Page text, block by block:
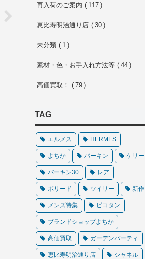
再入荷のご案内 117
恵比寿明治通り店 30
未分類 1
素材・色・お手入れ方法等 44
高価買取！ 79
TAG
エルメス HERMES
よちか バーキン ケリー
バーキン30 レア
ボリード ツイリー 新作
メンズ特集 ピコタン
ブランドショップよちか
高価買取 ガーデンパーティ
恵比寿明治通り店 シャネル